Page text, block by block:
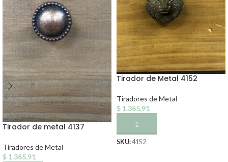
Tirador de metal 4137
Tiradores de Metal
$ 1.365,91
Tirador de Metal 4152
Tiradores de Metal
$ 1.365,91
AÑADIR AL CARRITO
SKU:4152